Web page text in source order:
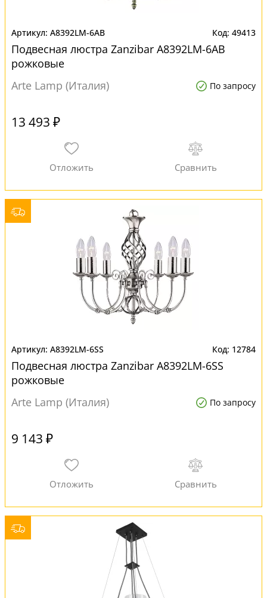
A8392LM-6AB 49413
Подвесная люстра Zanzibar A8392LM-6AB
рожковые
Arte Lamp (Италия)
По запросу
13 493 ₽
A8392LM-6SS 12784
Подвесная люстра Zanzibar A8392LM-6SS
рожковые
Arte Lamp (Италия)
По запросу
9 143 ₽